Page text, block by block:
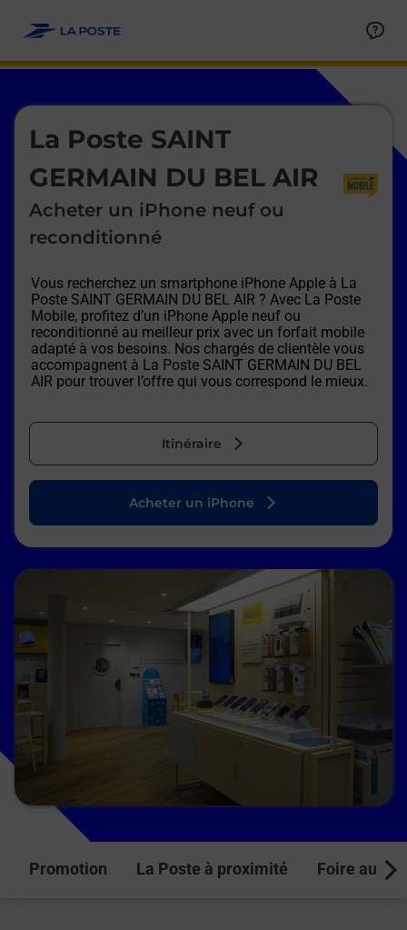
La Poste SAINT
GERMAIN DU BEL AIR
Acheter un iPhone neuf ou
reconditionné
Vous recherchez un smartphone iPhone Apple à La
Poste SAINT GERMAIN DU BEL AIR ? Avec La Poste
Mobile, profitez d’un iPhone Apple neuf ou
reconditionné au meilleur prix avec un forfait mobile
adapté à vos besoins. Nos chargés de clientèle vous
accompagnent à La Poste SAINT GERMAIN DU BEL
AIR pour trouver l’offre qui vous correspond le mieux.
Itinéraire
Le lien s'ouvre dans un nouvel onglet
Acheter un iPhone
Promotion La Poste à proximité Foire aux